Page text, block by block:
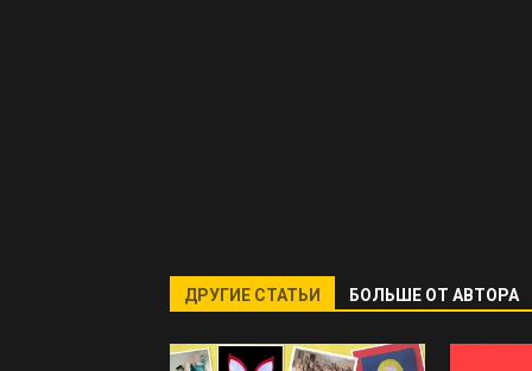
ДРУГИЕ СТАТЬИ БОЛЬШЕ ОТ АВТОРА